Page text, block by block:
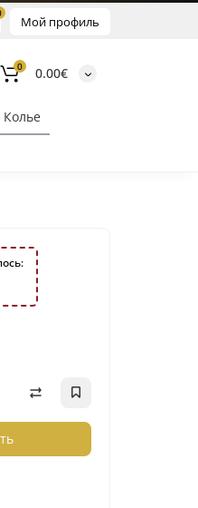
Мой профиль
0 0.00€
Колье
Klix Payment